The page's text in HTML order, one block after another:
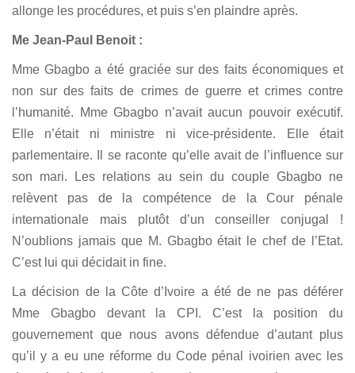
allonge les procédures, et puis s’en plaindre après.
Me Jean-Paul Benoit :
Mme Gbagbo a été graciée sur des faits économiques et
non sur des faits de crimes de guerre et crimes contre
l’humanité. Mme Gbagbo n’avait aucun pouvoir exécutif.
Elle n’était ni ministre ni vice-présidente. Elle était
parlementaire. Il se raconte qu’elle avait de l’influence sur
son mari. Les relations au sein du couple Gbagbo ne
relèvent pas de la compétence de la Cour pénale
internationale mais plutôt d’un conseiller conjugal !
N’oublions jamais que M. Gbagbo était le chef de l’Etat.
C’est lui qui décidait in fine.
La décision de la Côte d’Ivoire a été de ne pas déférer
Mme Gbagbo devant la CPI. C’est la position du
gouvernement que nous avons défendue d’autant plus
qu’il y a eu une réforme du Code pénal ivoirien avec les